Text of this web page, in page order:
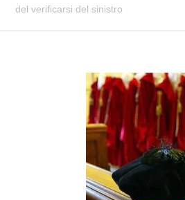
del verificarsi del sinistro